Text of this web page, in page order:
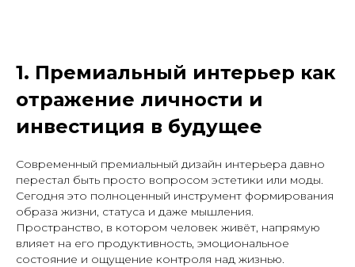
1. Премиальный интерьер как
отражение личности и
инвестиция в будущее
Современный премиальный дизайн интерьера давно
перестал быть просто вопросом эстетики или моды.
Сегодня это полноценный инструмент формирования
образа жизни, статуса и даже мышления.
Пространство, в котором человек живёт, напрямую
влияет на его продуктивность, эмоциональное
состояние и ощущение контроля над жизнью.